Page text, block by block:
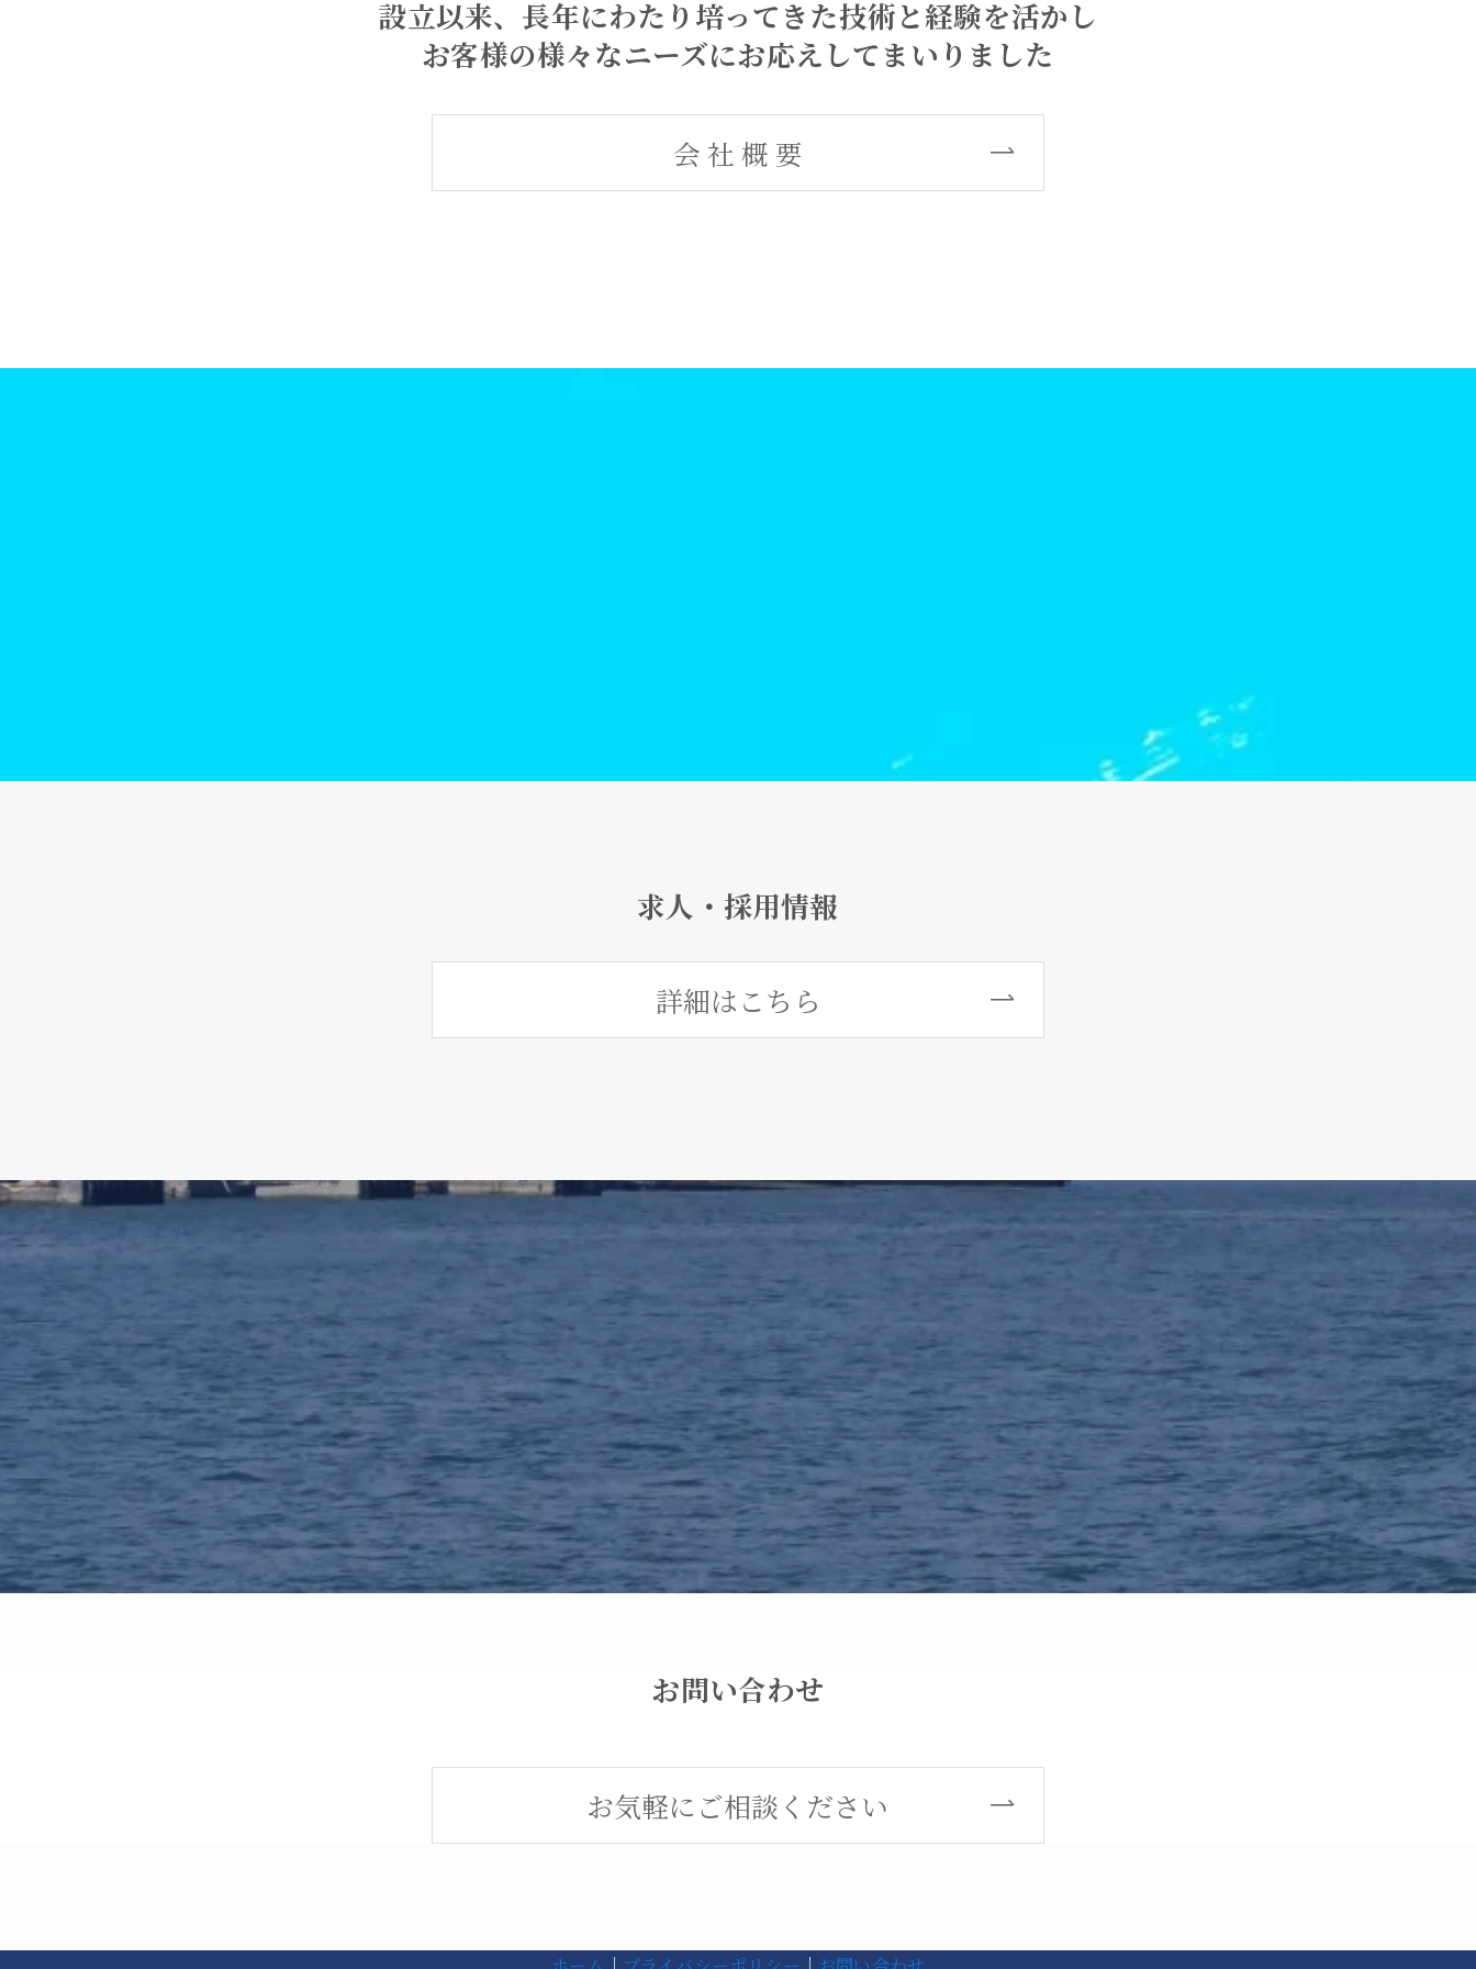
設立以来、長年にわたり培ってきた技術と経験を活かし
お客様の様々なニーズにお応えしてまいりました
会 社 概 要
求人・採用情報
詳細はこちら
お問い合わせ
お気軽にご相談ください